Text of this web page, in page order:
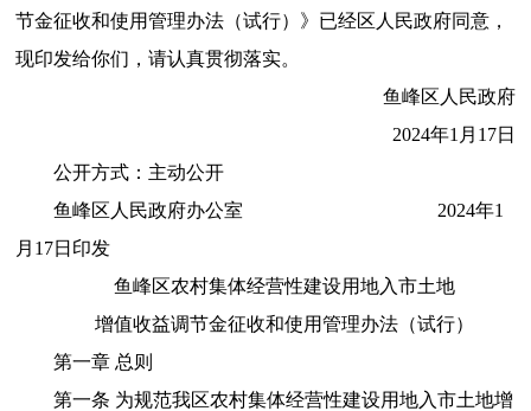
节金征收和使用管理办法（试行）》已经区人民政府同意，
现印发给你们，请认真贯彻落实。
鱼峰区人民政府
2024年1月17日
公开方式：主动公开
鱼峰区人民政府办公室 2024年1
月17日印发
鱼峰区农村集体经营性建设用地入市土地
增值收益调节金征收和使用管理办法（试行）
第一章 总则
第一条 为规范我区农村集体经营性建设用地入市土地增